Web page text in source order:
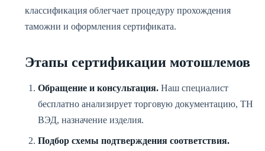
классификация облегчает процедуру прохождения
таможни и оформления сертификата.
Этапы сертификации мотошлемов
Обращение и консультация. Наш специалист
бесплатно анализирует торговую документацию, ТН
ВЭД, назначение изделия.
Подбор схемы подтверждения соответствия.